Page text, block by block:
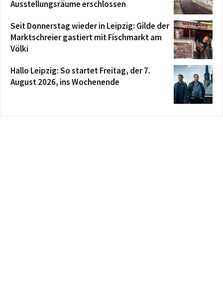
Ausstellungsräume erschlossen
Seit Donnerstag wieder in Leipzig: Gilde der
Marktschreier gastiert mit Fischmarkt am
Völki
Hallo Leipzig: So startet Freitag, der 7.
August 2026, ins Wochenende